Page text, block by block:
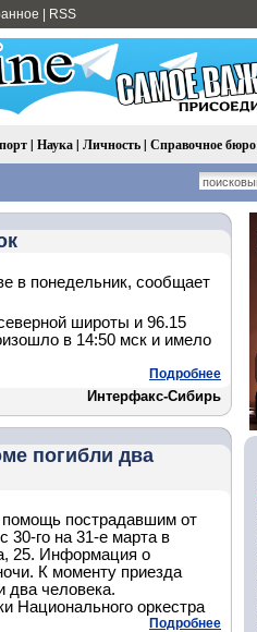
RSS
| Наука| Личность| Справочное бюро
в понедельник, сообщает
широты и 96.15
в 14:50 мск и имело
Подробнее
Интерфакс-Сибирь
погибли два
пострадавшим от
30-го на 31-е марта в
25. Информация о
К моменту приезда
два человека.
Национального оркестра
Подробнее